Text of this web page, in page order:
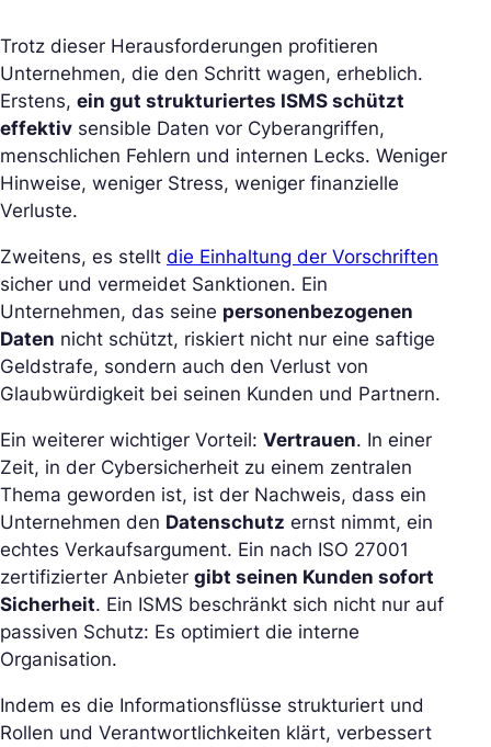
Trotz dieser Herausforderungen profitieren
Unternehmen, die den Schritt wagen, erheblich.
Erstens, ein gut strukturiertes ISMS schützt
effektiv sensible Daten vor Cyberangriffen,
menschlichen Fehlern und internen Lecks. Weniger
Hinweise, weniger Stress, weniger finanzielle
Verluste.
Zweitens, es stellt die Einhaltung der Vorschriften
sicher und vermeidet Sanktionen. Ein
Unternehmen, das seine personenbezogenen
Daten nicht schützt, riskiert nicht nur eine saftige
Geldstrafe, sondern auch den Verlust von
Glaubwürdigkeit bei seinen Kunden und Partnern.
Ein weiterer wichtiger Vorteil: Vertrauen. In einer
Zeit, in der Cybersicherheit zu einem zentralen
Thema geworden ist, ist der Nachweis, dass ein
Unternehmen den Datenschutz ernst nimmt, ein
echtes Verkaufsargument. Ein nach ISO 27001
zertifizierter Anbieter gibt seinen Kunden sofort
Sicherheit. Ein ISMS beschränkt sich nicht nur auf
passiven Schutz: Es optimiert die interne
Organisation.
Indem es die Informationsflüsse strukturiert und
Rollen und Verantwortlichkeiten klärt, verbessert